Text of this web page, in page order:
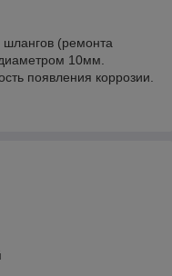
(ремонта
10мм.
появления коррозии.